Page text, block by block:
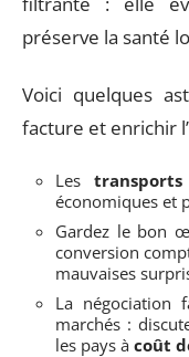
préserve la santé
Voici quelques
facture et enrichir
Les
économiques et
Gardez le bon
conversion
mauvaises
La négociation
marchés :
les pays à coût